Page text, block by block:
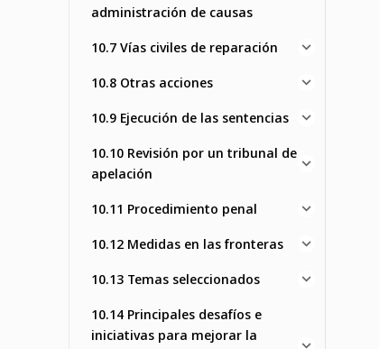
administración de causas
10.7 Vías civiles de reparación
10.8 Otras acciones
10.9 Ejecución de las sentencias
10.10 Revisión por un tribunal de
apelación
10.11 Procedimiento penal
10.12 Medidas en las fronteras
10.13 Temas seleccionados
10.14 Principales desafíos e
iniciativas para mejorar la